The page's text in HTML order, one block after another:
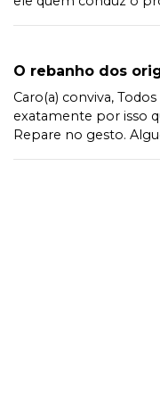
O rebanho dos
Caro(a) conviva,
exatamente por isso
Repare no gesto.